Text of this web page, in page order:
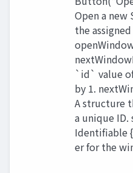
Open a
the assigned
`id` value
by 1.
A structure
a unique
Identifiable
er for the